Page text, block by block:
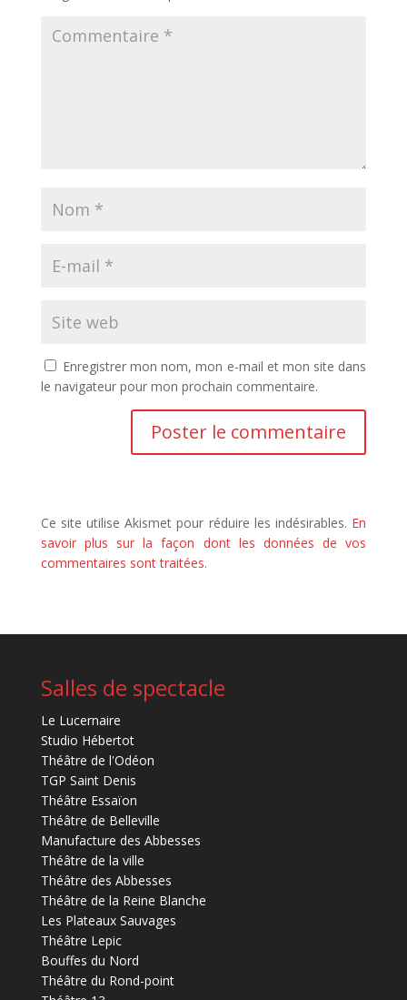
Enregistrer mon nom, mon e-mail et mon site dans
le navigateur pour mon prochain commentaire.
Ce site utilise Akismet pour réduire les indésirables. En
savoir plus sur la façon dont les données de vos
commentaires sont traitées.
Salles de spectacle
Le Lucernaire
Studio Hébertot
Théâtre de l'Odéon
TGP Saint Denis
Théâtre Essaïon
Théâtre de Belleville
Manufacture des Abbesses
Théâtre de la ville
Théâtre des Abbesses
Théâtre de la Reine Blanche
Les Plateaux Sauvages
Théâtre Lepic
Bouffes du Nord
Théâtre du Rond-point